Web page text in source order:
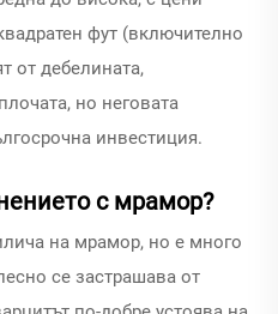
фут (включително
от дебелината,
но неговата
инвестиция.
с мрамор?
на мрамор, но е много
се застрашава от